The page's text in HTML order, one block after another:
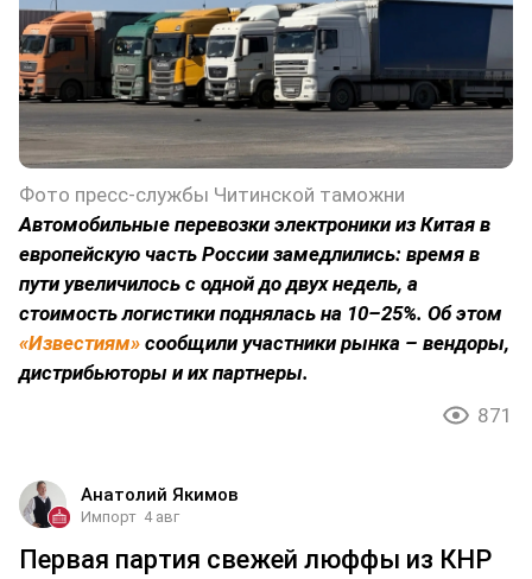
Фото пресс-службы Читинской таможни
Автомобильные перевозки электроники из Китая в
европейскую часть России замедлились: время в
пути увеличилось с одной до двух недель, а
стоимость логистики поднялась на 10–25%. Об этом
«Известиям» сообщили участники рынка – вендоры,
дистрибьюторы и их партнеры.
871
Анатолий Якимов
Импорт 4 авг
Первая партия свежей люффы из КНР